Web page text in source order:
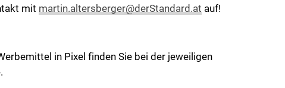
mit martin.altersberger@derStandard.at auf!
in Pixel finden Sie bei der jeweiligen